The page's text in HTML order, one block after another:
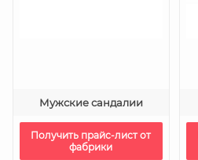
Мужские сандалии
Получить прайс-лист от
фабрики